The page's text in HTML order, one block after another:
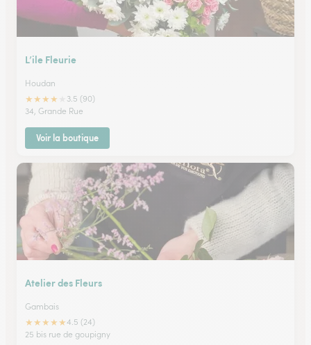
L’ile Fleurie
Houdan
★★★★
3.5 (90)
34, Grande Rue
Voir la boutique
Atelier des Fleurs
Gambais
★★★★★4.5 (24)
25 bis rue de goupigny